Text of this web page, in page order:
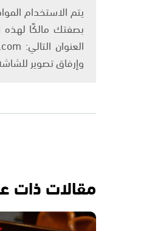
بصفتك مالكًا لهذه
وإرفاق تصوير
مقالات ذات